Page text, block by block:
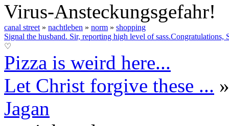
Virus-Ansteckungsgefahr!
canal street » nachtleben » norm » shopping
Signal the husband. Sir, reporting high level of sass.Congratulations,
♡
Pizza is weird here...
Let Christ forgive these ...
Jagan